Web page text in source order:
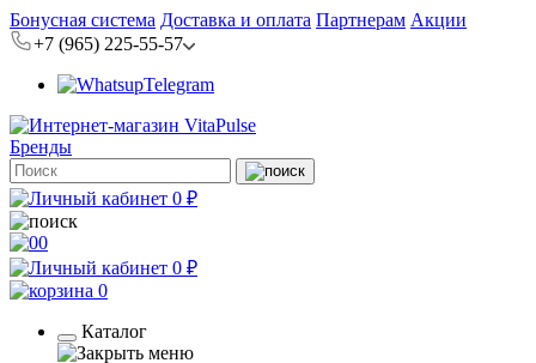
Бонусная система Доставка и оплата Партнерам Акции
+7 (965) 225-55-57
Telegram
Бренды
0 ₽
0
0 ₽
0
Каталог